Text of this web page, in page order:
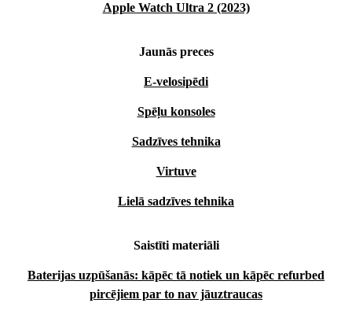
Apple Watch Ultra 2 (2023)
Jaunās preces
E-velosipēdi
Spēļu konsoles
Sadzīves tehnika
Virtuve
Lielā sadzīves tehnika
Saistīti materiāli
Baterijas uzpūšanās: kāpēc tā notiek un kāpēc refurbed
pircējiem par to nav jāuztraucas